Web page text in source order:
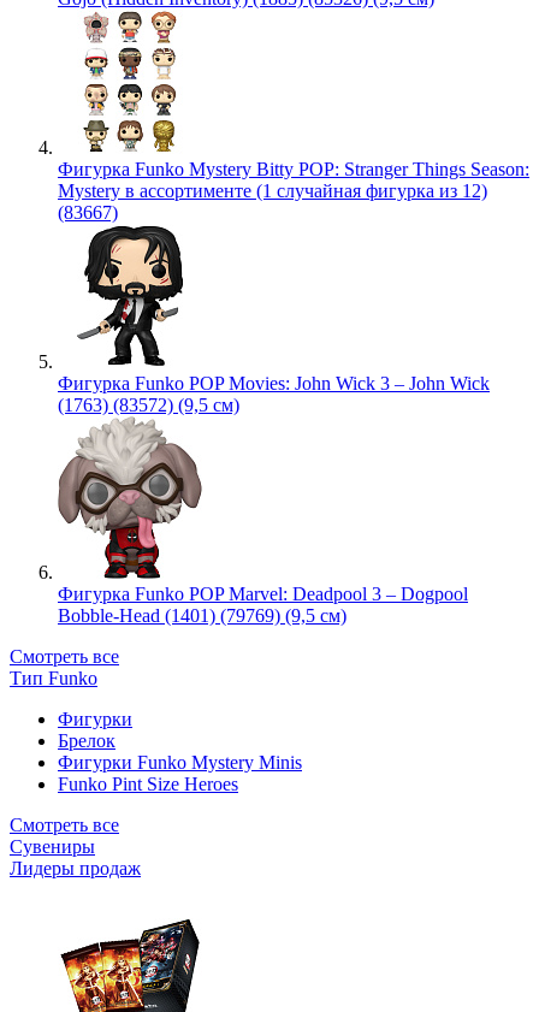
Фигурка Funko Mystery Bitty POP: Stranger Things Season:
Mystery в ассортименте (1 случайная фигурка из 12)
(83667)
Фигурка Funko POP Movies: John Wick 3 – John Wick
(1763) (83572) (9,5 см)
Фигурка Funko POP Marvel: Deadpool 3 – Dogpool
Bobble-Head (1401) (79769) (9,5 см)
Смотреть все
Тип Funko
Фигурки
Брелок
Фигурки Funko Mystery Minis
Funko Pint Size Heroes
Смотреть все
Сувениры
Лидеры продаж